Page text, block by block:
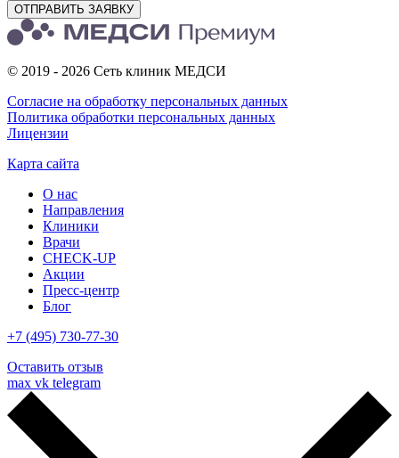
ОТПРАВИТЬ ЗАЯВКУ
© 2019 - 2026 Сеть клиник МЕДСИ
Согласие на обработку персональных данных
Политика обработки персональных данных
Лицензии
Карта сайта
О нас
Направления
Клиники
Врачи
CHECK-UP
Акции
Пресс-центр
Блог
+7 (495) 730-77-30
Оставить отзыв
max vk telegram